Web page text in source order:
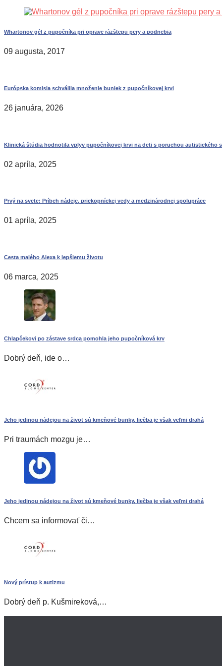
Whartonov gél z pupočníka pri oprave rázštepu pery a podnebia
09 augusta, 2017
Európska komisia schválila množenie buniek z pupočníkovej krvi
26 januára, 2026
Klinická štúdia hodnotila vplyv pupočníkovej krvi na deti s poruchou autistického
02 apríla, 2025
Prvý na svete: Príbeh nádeje, priekopníckej vedy a medzinárodnej spolupráce
01 apríla, 2025
Cesta malého Alexa k lepšiemu životu
06 marca, 2025
Chlapčekovi po zástave srdca pomohla jeho pupočníková krv
Dobrý deň, ide o…
Jeho jedinou nádejou na život sú kmeňové bunky, liečba je však veľmi drahá
Pri traumách mozgu je…
Jeho jedinou nádejou na život sú kmeňové bunky, liečba je však veľmi drahá
Chcem sa informovať či…
Nový prístup k autizmu
Dobrý deň p. Kušmireková,…